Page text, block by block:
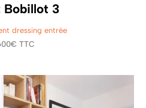
Bobillot 3
dressing entrée
TTC